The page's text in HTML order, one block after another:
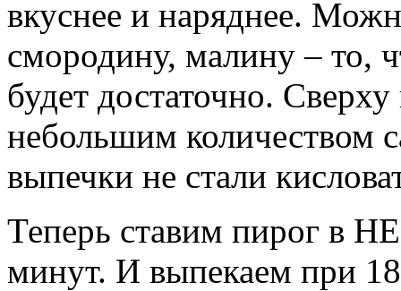
вкуснее и наряднее.
смородину, малину – то,
будет достаточно.
небольшим количеством
выпечки не стали
Теперь ставим пирог в
минут. И выпекаем при